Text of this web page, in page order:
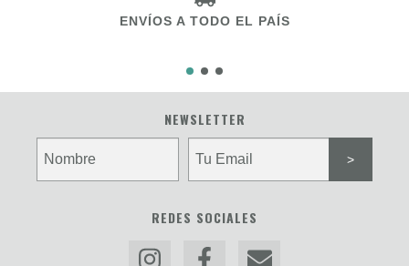
ENVÍOS A TODO EL PAÍS
NEWSLETTER
REDES SOCIALES